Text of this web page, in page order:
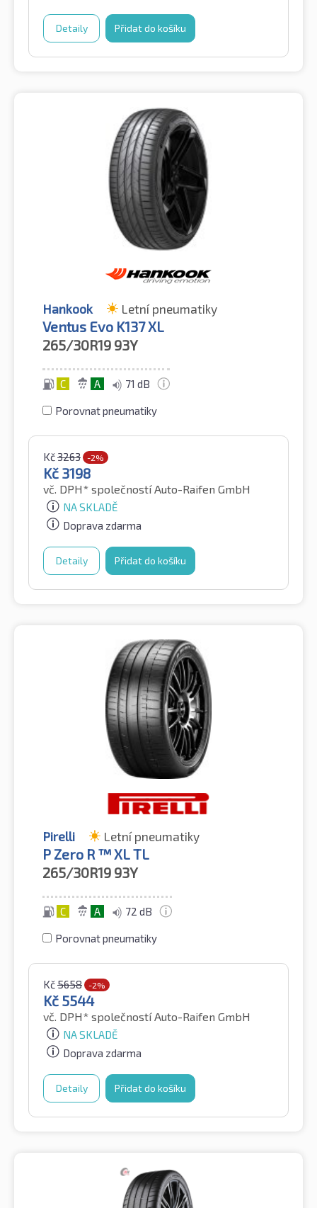
Detaily Přidat do košíku
Hankook Letní pneumatiky
Ventus Evo K137 XL
265/30R19 93Y
C A 71 dB
Porovnat pneumatiky
Kč3263 -2%
Kč 3198
vč. DPH* společností Auto-Raifen GmbH
NA SKLADĚ
Doprava zdarma
Detaily Přidat do košíku
Pirelli Letní pneumatiky
P Zero R ™ XL TL
265/30R19 93Y
C A 72 dB
Porovnat pneumatiky
Kč5658 -2%
Kč 5544
vč. DPH* společností Auto-Raifen GmbH
NA SKLADĚ
Doprava zdarma
Detaily Přidat do košíku